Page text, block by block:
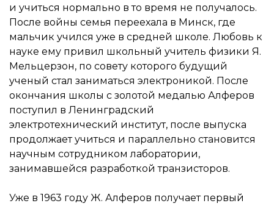
и учиться нормально в то время не получалось.
После войны семья переехала в Минск, где
мальчик учился уже в средней школе. Любовь к
науке ему привил школьный учитель физики Я.
Мельцерзон, по совету которого будущий
ученый стал заниматься электроникой. После
окончания школы с золотой медалью Алферов
поступил в Ленинградский
электротехнический институт, после выпуска
продолжает учиться и параллельно становится
научным сотрудником лаборатории,
занимавшейся разработкой транзисторов.
Уже в 1963 году Ж. Алферов получает первый